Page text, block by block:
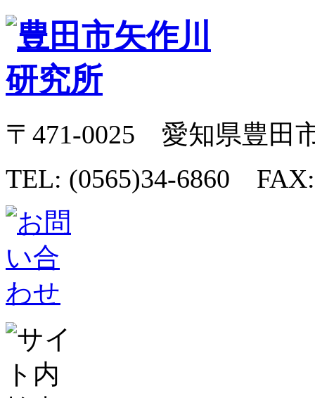
〒471-0025 愛知県豊田
TEL: (0565)34-6860 FAX: